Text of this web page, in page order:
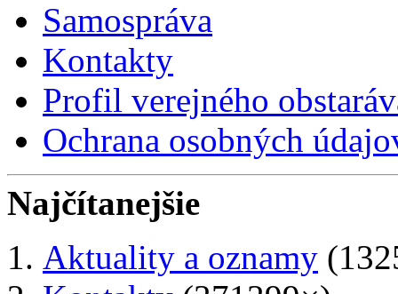
Samospráva
Kontakty
Profil verejného
Ochrana osobných
Najčítanejšie
Aktuality a oznamy